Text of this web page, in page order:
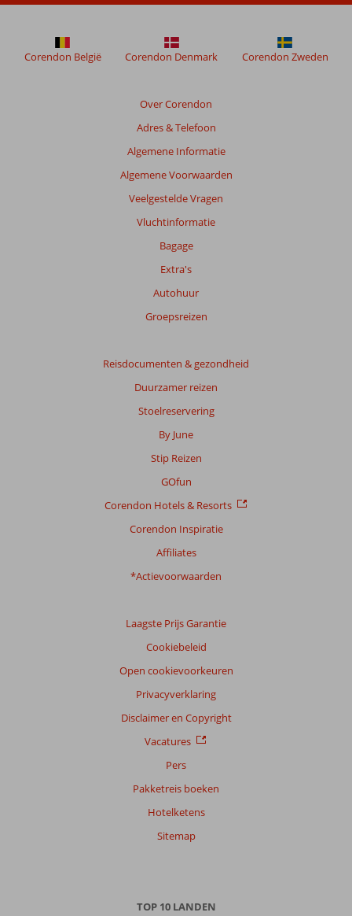
Over Corendon
Adres & Telefoon
Algemene Informatie
Algemene Voorwaarden
Veelgestelde Vragen
Vluchtinformatie
Bagage
Extra's
Autohuur
Groepsreizen
Reisdocumenten & gezondheid
Duurzamer reizen
Stoelreservering
By June
Stip Reizen
GOfun
Corendon Hotels & Resorts
Corendon Inspiratie
Affiliates
*Actievoorwaarden
Laagste Prijs Garantie
Cookiebeleid
Open cookievoorkeuren
Privacyverklaring
Disclaimer en Copyright
Vacatures
Pers
Pakketreis boeken
Hotelketens
Sitemap
Corendon België Corendon Denmark Corendon Zweden
TOP 10 LANDEN